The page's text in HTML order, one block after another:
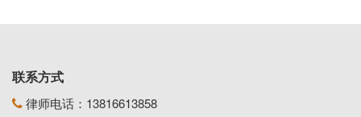
联系方式
律师电话： 13816613858